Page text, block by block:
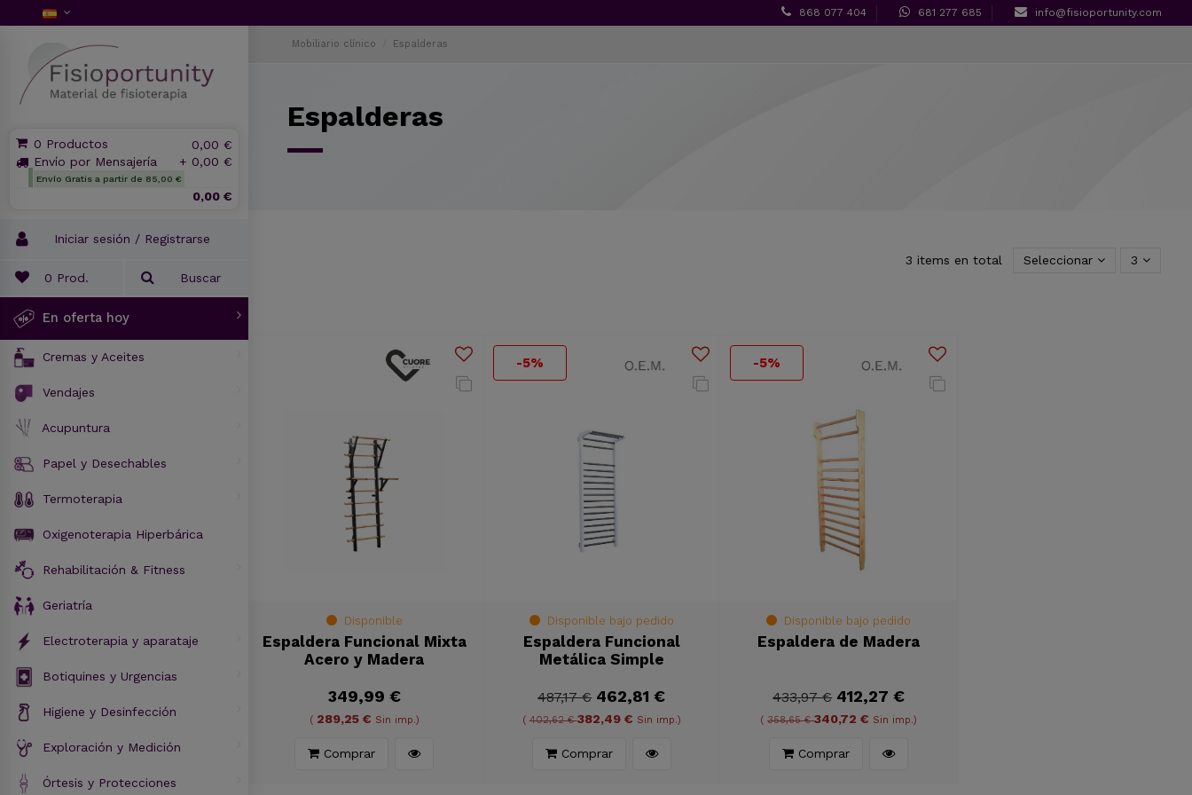
868 077 404 681 277 685 info@fisioportunity.com
0 Productos
0,00 €
Envío por Mensajería
+ 0,00 €
Envío Gratis a partir de 85,00 €
0,00 €
Iniciar sesión / Registrarse
0 Prod. Buscar
En oferta hoy
Cremas y Aceites
Vendajes
Acupuntura
Papel y Desechables
Termoterapia
Oxigenoterapia Hiperbárica
Rehabilitación & Fitness
Geriatría
Electroterapia y aparataje
Botiquines y Urgencias
Higiene y Desinfección
Exploración y Medición
Órtesis y Protecciones
Mobiliario clínico Espalderas
Espalderas
3 items en total Seleccionar 3
Disponible
Espaldera Funcional Mixta
Acero y Madera
349,99 €
( 289,25 € Sin imp.)
Comprar
-5%
Disponible bajo pedido
Espaldera Funcional
Metálica Simple
487,17 € 462,81 €
( 402,62 €382,49 € Sin imp.)
Comprar
-5%
Disponible bajo pedido
Espaldera de Madera
433,97 € 412,27 €
(358,65 €340,72 € Sin imp.)
Comprar